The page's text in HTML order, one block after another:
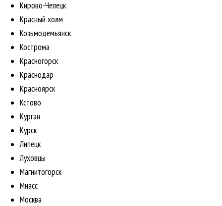
Кирово-Чепецк
Красный холм
Козьмодемьянск
Кострома
Красногорск
Краснодар
Красноярск
Кстово
Курган
Курск
Липецк
Луховцы
Магнитогорск
Миасс
Москва